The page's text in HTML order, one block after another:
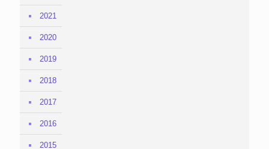
2021
2020
2019
2018
2017
2016
2015